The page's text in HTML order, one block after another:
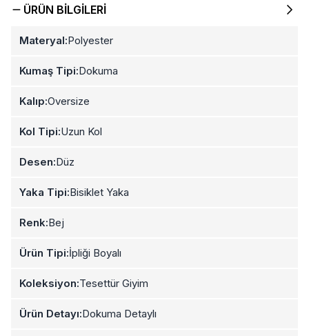
ÜRÜN BILGILERI
Materyal:Polyester
Kumaş Tipi:Dokuma
Kalıp:Oversize
Kol Tipi:Uzun Kol
Desen:Düz
Yaka Tipi:Bisiklet Yaka
Renk:Bej
Ürün Tipi:İpliği Boyalı
Koleksiyon:Tesettür Giyim
Ürün Detayı:Dokuma Detaylı